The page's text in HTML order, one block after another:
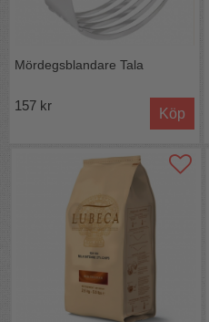
Mördegsblandare Tala
157 kr
Köp